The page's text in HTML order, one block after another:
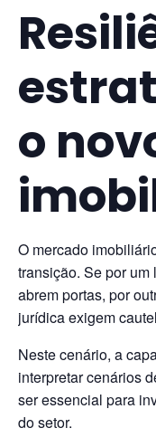
o
O mercado
transição. Se por
abrem portas, por
jurídica exigem
Neste cenário, a
interpretar cenários
ser essencial para
do setor.